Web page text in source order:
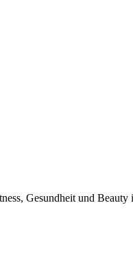
Gesundheit und